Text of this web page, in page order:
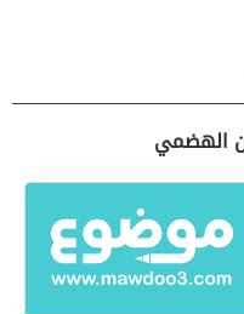
الهضمي